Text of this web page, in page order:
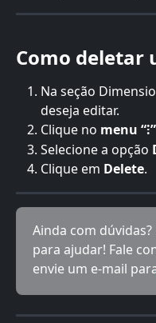
Como deletar
Na seção
deseja editar.
Clique no menu “⁝”
Selecione a opção
Clique em Delete.
Ainda com
para ajudar! Fale
envie um e-mail